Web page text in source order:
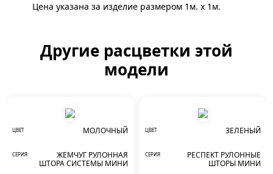
Цена указана за изделие размером 1м. x 1м.
Другие расцветки этой
модели
ЦВЕТ МОЛОЧНЫЙ
СЕРИЯ
ЖЕМЧУГ РУЛОННАЯ
ШТОРА СИСТЕМЫ МИНИ
ЦВЕТ ЗЕЛЕНЫЙ
СЕРИЯ
РЕСПЕКТ РУЛОННЫЕ
ШТОРЫ МИНИ